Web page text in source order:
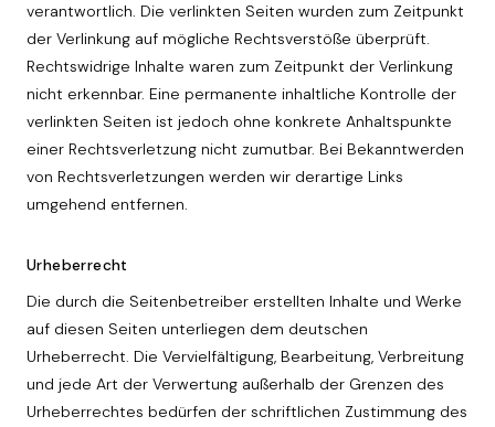
verantwortlich. Die verlinkten Seiten wurden zum Zeitpunkt
der Verlinkung auf mögliche Rechtsverstöße überprüft.
Rechtswidrige Inhalte waren zum Zeitpunkt der Verlinkung
nicht erkennbar. Eine permanente inhaltliche Kontrolle der
verlinkten Seiten ist jedoch ohne konkrete Anhaltspunkte
einer Rechtsverletzung nicht zumutbar. Bei Bekanntwerden
von Rechtsverletzungen werden wir derartige Links
umgehend entfernen.
Urheberrecht
Die durch die Seitenbetreiber erstellten Inhalte und Werke
auf diesen Seiten unterliegen dem deutschen
Urheberrecht. Die Vervielfältigung, Bearbeitung, Verbreitung
und jede Art der Verwertung außerhalb der Grenzen des
Urheberrechtes bedürfen der schriftlichen Zustimmung des